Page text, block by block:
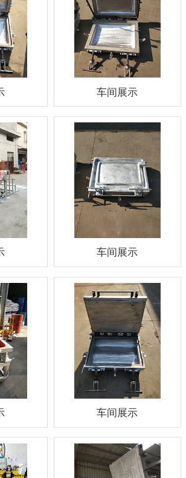
车间展示
车间展示
车间展示